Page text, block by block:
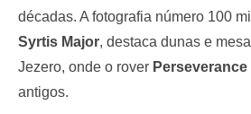
décadas. A fotografia número 100
Syrtis Major, destaca dunas e
Jezero, onde o rover Perseverance
antigos.